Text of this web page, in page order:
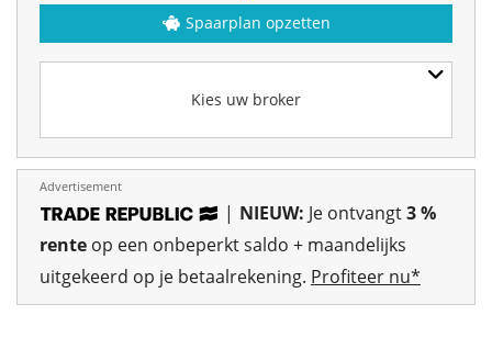
Kies uw broker
Spaarplan opzetten
Advertisement
| NIEUW: Je ontvangt3 %
rente op een onbeperkt saldo + maandelijks
uitgekeerd op je betaalrekening. Profiteer nu*